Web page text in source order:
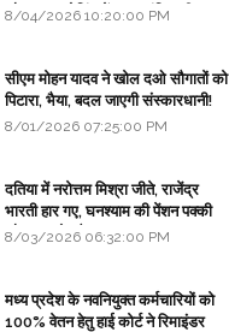
और बजट कोडिंग में हुए क्रांतिकारी
8/04/2026 10:20:00 PM
सीएम मोहन यादव ने खोल दओ सौगातों को
पिटारा, भैया, बदल जाएगी संस्कारधानी!
8/01/2026 07:25:00 PM
दतिया में नरोत्तम मिश्रा जीते, राजेंद्र
भारती हार गए, घनश्याम की पेंशन पक्की
और आशुतोष बैक टू...
8/03/2026 06:32:00 PM
मध्य प्रदेश के नवनियुक्त कर्मचारियों को
100% वेतन हेतु हाई कोर्ट ने रिमाइंडर